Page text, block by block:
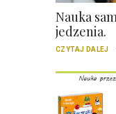
Nauka
jedzenia.
CZYTAJ DALEJ